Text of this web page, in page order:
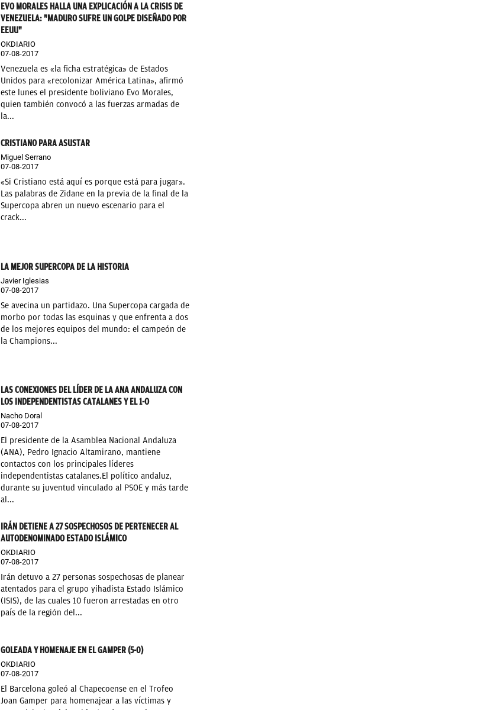
EVO MORALES HALLA UNA EXPLICACIÓN A LA CRISIS DE
VENEZUELA: "MADURO SUFRE UN GOLPE DISEÑADO POR
EEUU"
OKDIARIO
07-08-2017
Venezuela es «la ficha estratégica» de Estados
Unidos para «recolonizar América Latina», afirmó
este lunes el presidente boliviano Evo Morales,
quien también convocó a las fuerzas armadas de
la...
CRISTIANO PARA ASUSTAR
Miguel Serrano
07-08-2017
«Si Cristiano está aquí es porque está para jugar».
Las palabras de Zidane en la previa de la final de la
Supercopa abren un nuevo escenario para el
crack...
LA MEJOR SUPERCOPA DE LA HISTORIA
Javier Iglesias
07-08-2017
Se avecina un partidazo. Una Supercopa cargada de
morbo por todas las esquinas y que enfrenta a dos
de los mejores equipos del mundo: el campeón de
la Champions...
LAS CONEXIONES DEL LÍDER DE LA ANA ANDALUZA CON
LOS INDEPENDENTISTAS CATALANES Y EL 1-O
Nacho Doral
07-08-2017
El presidente de la Asamblea Nacional Andaluza
(ANA), Pedro Ignacio Altamirano, mantiene
contactos con los principales líderes
independentistas catalanes.El político andaluz,
durante su juventud vinculado al PSOE y más tarde
al...
IRÁN DETIENE A 27 SOSPECHOSOS DE PERTENECER AL
AUTODENOMINADO ESTADO ISLÁMICO
OKDIARIO
07-08-2017
Irán detuvo a 27 personas sospechosas de planear
atentados para el grupo yihadista Estado Islámico
(ISIS), de las cuales 10 fueron arrestadas en otro
país de la región del...
GOLEADA Y HOMENAJE EN EL GAMPER (5-0)
OKDIARIO
07-08-2017
El Barcelona goleó al Chapecoense en el Trofeo
Joan Gamper para homenajear a las víctimas y